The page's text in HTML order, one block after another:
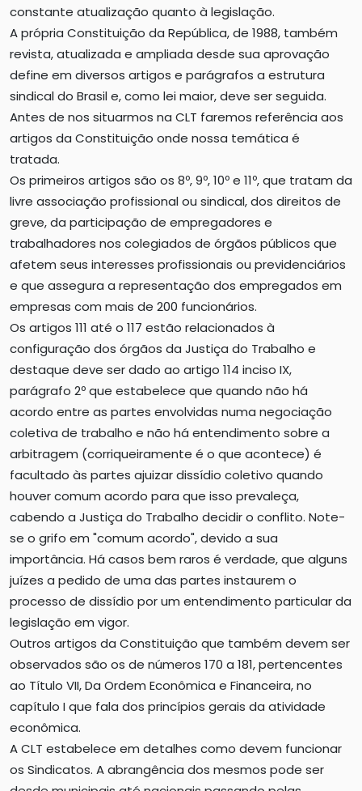
constante atualização quanto à legislação.
A própria Constituição da República, de 1988, também
revista, atualizada e ampliada desde sua aprovação
define em diversos artigos e parágrafos a estrutura
sindical do Brasil e, como lei maior, deve ser seguida.
Antes de nos situarmos na CLT faremos referência aos
artigos da Constituição onde nossa temática é
tratada.
Os primeiros artigos são os 8º, 9º, 10º e 11º, que tratam da
livre associação profissional ou sindical, dos direitos de
greve, da participação de empregadores e
trabalhadores nos colegiados de órgãos públicos que
afetem seus interesses profissionais ou previdenciários
e que assegura a representação dos empregados em
empresas com mais de 200 funcionários.
Os artigos 111 até o 117 estão relacionados à
configuração dos órgãos da Justiça do Trabalho e
destaque deve ser dado ao artigo 114 inciso IX,
parágrafo 2º que estabelece que quando não há
acordo entre as partes envolvidas numa negociação
coletiva de trabalho e não há entendimento sobre a
arbitragem (corriqueiramente é o que acontece) é
facultado às partes ajuizar dissídio coletivo quando
houver comum acordo para que isso prevaleça,
cabendo a Justiça do Trabalho decidir o conflito. Note-
se o grifo em "comum acordo", devido a sua
importância. Há casos bem raros é verdade, que alguns
juízes a pedido de uma das partes instaurem o
processo de dissídio por um entendimento particular da
legislação em vigor.
Outros artigos da Constituição que também devem ser
observados são os de números 170 a 181, pertencentes
ao Título VII, Da Ordem Econômica e Financeira, no
capítulo I que fala dos princípios gerais da atividade
econômica.
A CLT estabelece em detalhes como devem funcionar
os Sindicatos. A abrangência dos mesmos pode ser